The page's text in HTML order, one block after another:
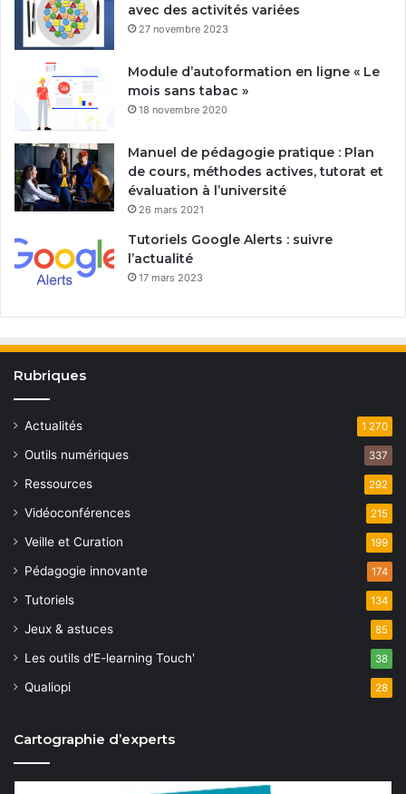
avec des activités variées
27 novembre 2023
Module d’autoformation en ligne « Le
mois sans tabac »
18 novembre 2020
Manuel de pédagogie pratique : Plan
de cours, méthodes actives, tutorat et
évaluation à l’université
26 mars 2021
Tutoriels Google Alerts : suivre
l’actualité
17 mars 2023
Rubriques
Actualités 1 270
Outils numériques 337
Ressources 292
Vidéoconférences 215
Veille et Curation 199
Pédagogie innovante 174
Tutoriels 134
Jeux & astuces 85
Les outils d'E-learning Touch' 38
Qualiopi 28
Cartographie d’experts